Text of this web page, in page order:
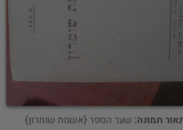
תמונה: שער הספר {אשמת שומרון}